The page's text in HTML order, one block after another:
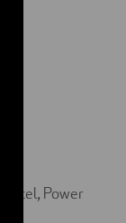
Power